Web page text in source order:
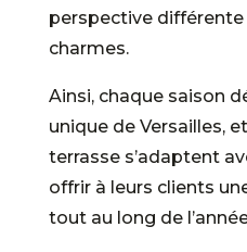
perspective différente
charmes.
Ainsi, chaque saison
unique de Versailles,
terrasse s’adaptent
offrir à leurs clients
tout au long de